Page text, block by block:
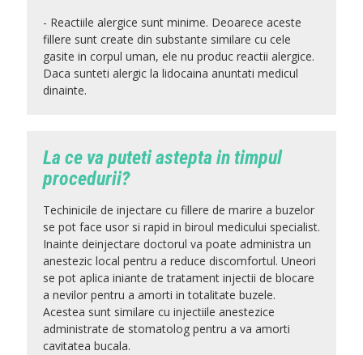
- Reactiile alergice sunt minime. Deoarece aceste
fillere sunt create din substante similare cu cele
gasite in corpul uman, ele nu produc reactii alergice.
Daca sunteti alergic la lidocaina anuntati medicul
dinainte.
La ce va puteti astepta in timpul
procedurii?
Techinicile de injectare cu fillere de marire a buzelor
se pot face usor si rapid in biroul medicului specialist.
Inainte deinjectare doctorul va poate administra un
anestezic local pentru a reduce discomfortul. Uneori
se pot aplica iniante de tratament injectii de blocare
a nevilor pentru a amorti in totalitate buzele.
Acestea sunt similare cu injectiile anestezice
administrate de stomatolog pentru a va amorti
cavitatea bucala.